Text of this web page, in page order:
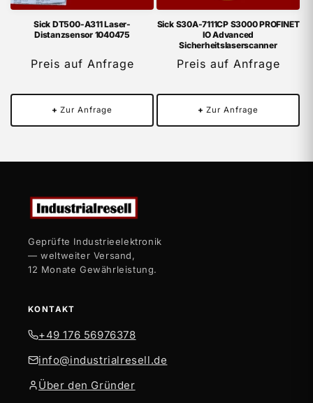
Sick DT500-A311 Laser-
Distanzsensor 1040475
Preis auf Anfrage
+ Zur Anfrage
Sick S30A-7111CP S3000 PROFINET
IO Advanced
Sicherheitslaserscanner
Preis auf Anfrage
+ Zur Anfrage
Geprüfte Industrieelektronik
— weltweiter Versand,
12 Monate Gewährleistung.
KONTAKT
+49 176 56976378
info@industrialresell.de
Über den Gründer